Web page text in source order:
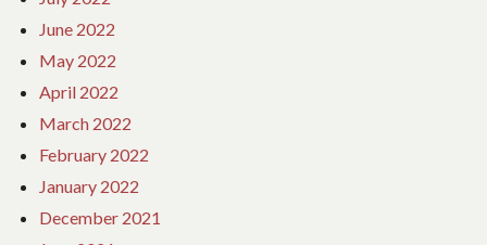
June 2022
May 2022
April 2022
March 2022
February 2022
January 2022
December 2021